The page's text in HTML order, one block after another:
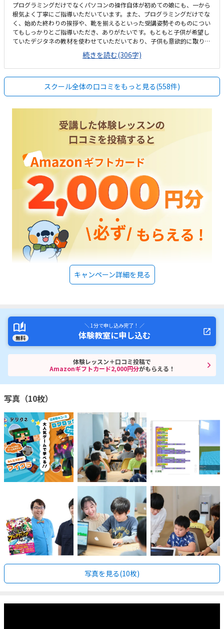
プログラミングだけでなくパソコンの操作自体が初めての娘にも、一から
根気よく丁寧にご指導いただいています。また、プログラミングだけでな
く、始めた終わりの挨拶や、靴を揃えるといった受講姿勢そのものについ
てもしっかりとご指導いただき、ありがたいです。もともと子供が希望し
ていたデジタネの教材を使わせていただいており、子供も意欲的に取り組
んでいます。看板などが無いためGoogleマップで見ても最初だけ場所が
わかりづらかったですが、覚えれば問題ありません。シンプルで余計なも
のが無く、集中できるスペースになっていると思います。安くはありませ
んが高すぎるとも感じず、レッスンの回数や内容を踏まえると相応な料金
だと思います。
続きを読む(306字)
スクール全体の口コミをもっと見る(558件)
キャンペーン詳細を見る
無料
＼ 1分で申し込み完了！ ／
体験教室に申し込む
体験レッスン＋口コミ投稿で
Amazonギフトカード2,000円分がもらえる！
写真（10枚）
写真を見る(10枚)